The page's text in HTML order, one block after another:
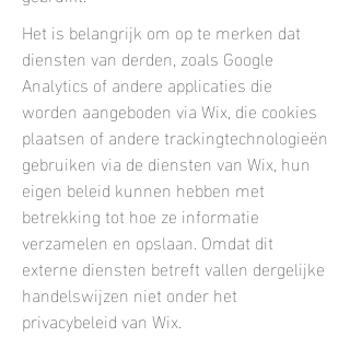
Het is belangrijk om op te merken dat
diensten van derden, zoals Google
Analytics of andere applicaties die
worden aangeboden via Wix, die cookies
plaatsen of andere trackingtechnologieën
gebruiken via de diensten van Wix, hun
eigen beleid kunnen hebben met
betrekking tot hoe ze informatie
verzamelen en opslaan. Omdat dit
externe diensten betreft vallen dergelijke
handelswijzen niet onder het
privacybeleid van Wix.